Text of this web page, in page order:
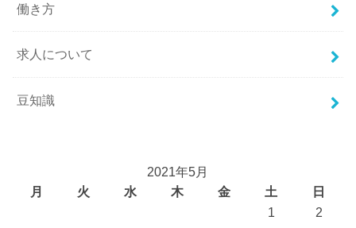
働き方
求人について
豆知識
2021年5月
月
火 水 木 金 土
日
1
2